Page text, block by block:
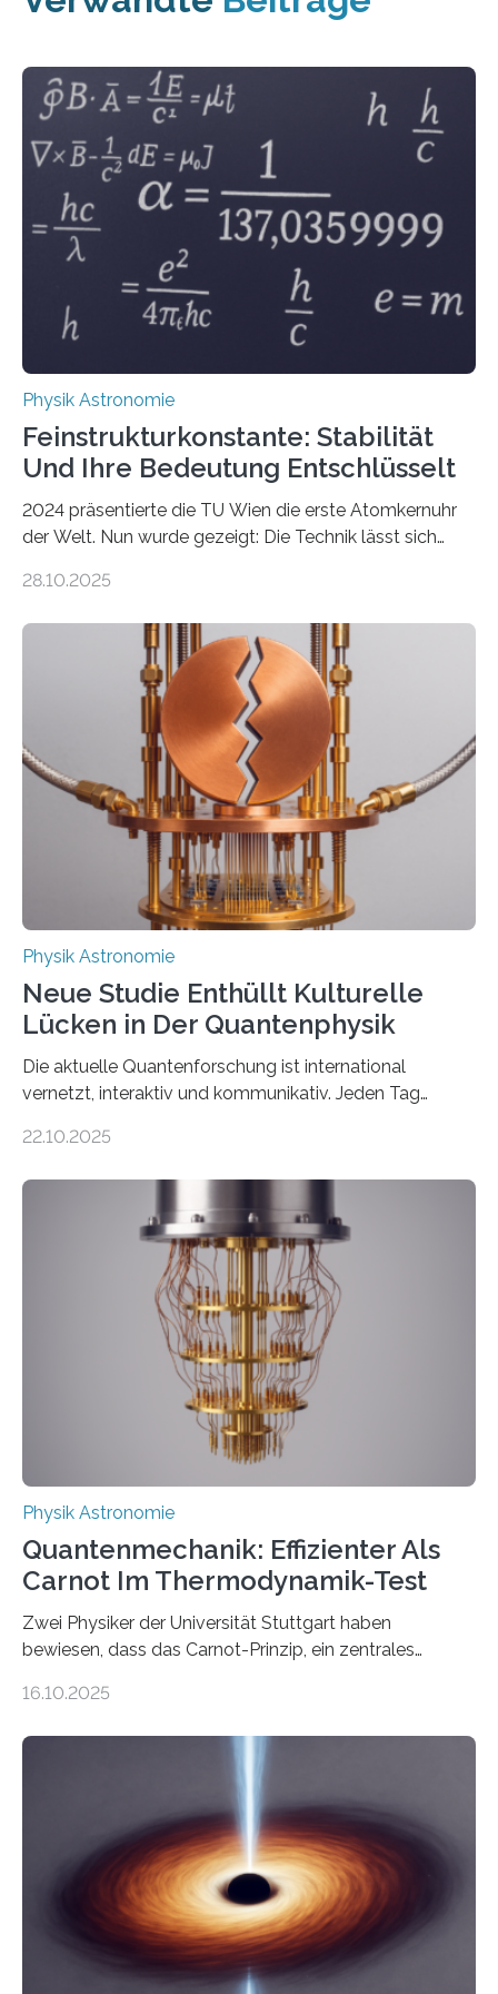
Physik Astronomie
Feinstrukturkonstante: Stabilität
Und Ihre Bedeutung Entschlüsselt
2024 präsentierte die TU Wien die erste Atomkernuhr
der Welt. Nun wurde gezeigt: Die Technik lässt sich
fundamentalen Physik nachzugehen. Thorium-
Messungen verwenden. Das hatte man jahrzehntelang
vermutet, weltweit war nach den passenden
Atomkern-Zuständen gesucht worden, 2024 gelang
einem Team der TU Wien mit Unterstützung
internationaler Partner der entscheidende Durchbruch:
Der lange diskutierte Thorium-Kernübergang wurde
gefunden. Kurz darauf konnte man zeigen, dass sich
Thorium tatsächlich nutzen lässt, um hochpräzise…
28.10.2025
Physik Astronomie
Neue Studie Enthüllt Kulturelle
Lücken in Der Quantenphysik
Die aktuelle Quantenforschung ist international
vernetzt, interaktiv und kommunikativ. Jeden Tag
oft von Autor*innen, die eng zusammenarbeiten. Neue
werden schnell weiterentwickelt. Dies ist der Alltag in
der Forschung der Quantentheorie, die dieses Jahr 100
Jahre alt geworden ist, weshalb die UNESCO 2025 zum
Internationalen Jahr der Quantenwissenschaft und -
technologie ausgerufen hat. Doch nun hat eine
internationale Forschungsgruppe um den
22.10.2025
Physik Astronomie
Quantenmechanik: Effizienter Als
Carnot Im Thermodynamik-Test
Zwei Physiker der Universität Stuttgart haben
bewiesen, dass das Carnot-Prinzip, ein zentrales
Größenordnung von Atomen gilt, deren physikalische
Quantenmotoren voranbringen. Das
Wissenschaftsjournal Science Advances veröffentlichte
die Herleitung. (DOI: 10.1126/sciadv.adw8462)
Verbrennungsmotoren oder Dampfturbinen sind
Wärmekraftmaschinen: Sie wandeln thermische
Energie in mechanische Bewegung um – oder anders
ausgedrückt, Wärme in Bewegung. In
16.10.2025